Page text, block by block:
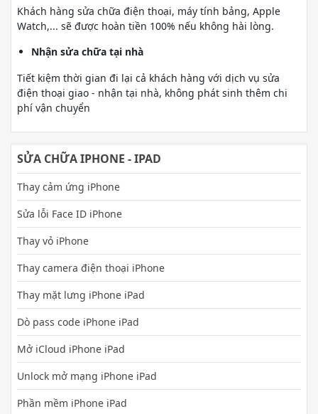
Khách hàng sửa chữa điện thoại, máy tính bảng, Apple
Watch,... sẽ được hoàn tiền 100% nếu không hài lòng.
Nhận sửa chữa tại nhà
Tiết kiệm thời gian đi lại cả khách hàng với dịch vụ sửa
điện thoại giao - nhận tại nhà, không phát sinh thêm chi
phí vận chuyển
SỬA CHỮA IPHONE - IPAD
Thay cảm ứng iPhone
Sửa lỗi Face ID iPhone
Thay vỏ iPhone
Thay camera điện thoại iPhone
Thay mặt lưng iPhone iPad
Dò pass code iPhone iPad
Mở iCloud iPhone iPad
Unlock mở mạng iPhone iPad
Phần mềm iPhone iPad